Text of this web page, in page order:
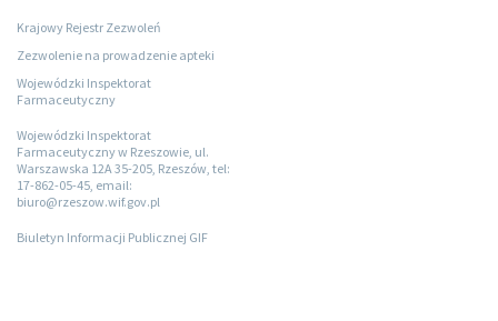
Krajowy Rejestr Zezwoleń
Zezwolenie na prowadzenie apteki
Wojewódzki Inspektorat
Farmaceutyczny
Wojewódzki Inspektorat
Farmaceutyczny w Rzeszowie, ul.
Warszawska 12A 35-205, Rzeszów, tel:
17-862-05-45, email:
biuro@rzeszow.wif.gov.pl
Biuletyn Informacji Publicznej GIF